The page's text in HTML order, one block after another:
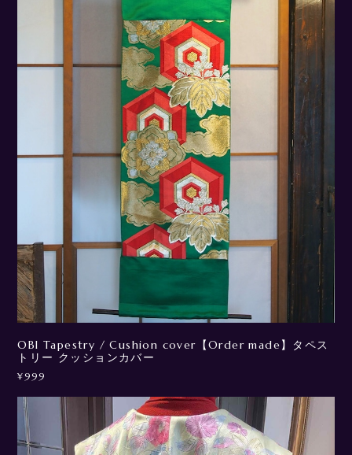
OBI Tapestry / Cushion cover【Order made】タペス
トリー クッションカバー
¥999